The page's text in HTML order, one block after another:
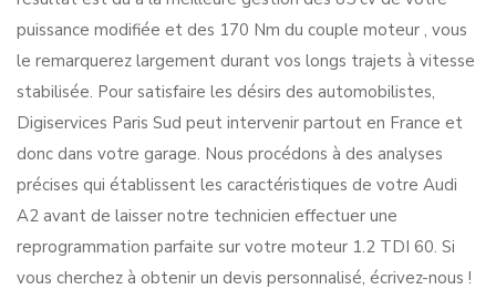
puissance modifiée et des 170 Nm du couple moteur , vous
le remarquerez largement durant vos longs trajets à vitesse
stabilisée. Pour satisfaire les désirs des automobilistes,
Digiservices Paris Sud peut intervenir partout en France et
donc dans votre garage. Nous procédons à des analyses
précises qui établissent les caractéristiques de votre Audi
A2 avant de laisser notre technicien effectuer une
reprogrammation parfaite sur votre moteur 1.2 TDI 60. Si
vous cherchez à obtenir un devis personnalisé, écrivez-nous !